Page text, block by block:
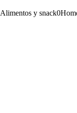
Alimentos y snack0